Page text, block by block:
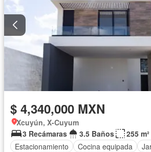
$ 4,340,000 MXN
Xcuyún, X-Cuyum
3 Recámaras
3.5 Baños
255 m²
Estacionamiento
Cocina equipada